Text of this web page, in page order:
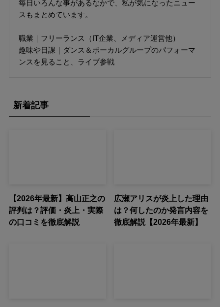
毎日いろんな事があるなかで、私が気になったニュー
スもまとめています。
職業｜フリーランス（IT企業、メディア運営他）
趣味や日課｜ダンス＆ボーカルグループのパフォーマ
ンスを見ること、ライブ参戦
新着記事
【2026年最新】高山正之の
評判は？評価・炎上・実際
の口コミを徹底解説
広瀬アリスが炎上した理由
は？何したのか発言内容を
徹底解説【2026年最新】